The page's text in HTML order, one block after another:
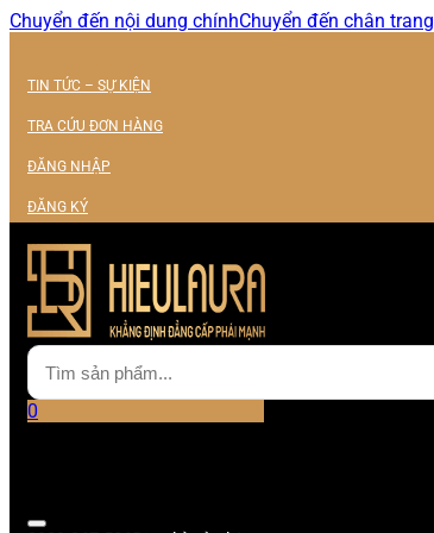
Chuyển đến nội dung chínhChuyển đến chân trang
TIN TỨC – SỰ KIỆN
TRA CỨU ĐƠN HÀNG
ĐĂNG NHẬP
ĐĂNG KÝ
0